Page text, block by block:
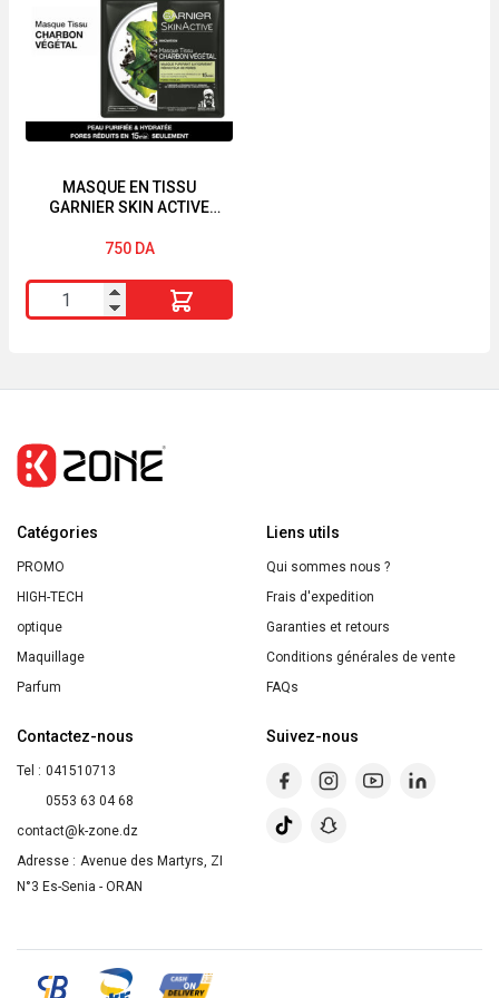
P+
Types
Peaux
Ml
MASQUE EN TISSU
GARNIER SKIN ACTIVE
750 DA
quantité
de
GARNIER
SKIN
"CHARBON
VÉGÉTAL"
Catégories
PROMO
HIGH-TECH
optique
Maquillage
Parfum
Liens utils
Qui sommes nous ?
Frais d'expedition
Garanties et retours
Conditions générales de vente
FAQs
Contactez-nous
Tel : 041510713
0553 63 04 68
contact@k-zone.dz
Adresse : Avenue des Martyrs, ZI
N°3 Es-Senia - ORAN
Suivez-nous